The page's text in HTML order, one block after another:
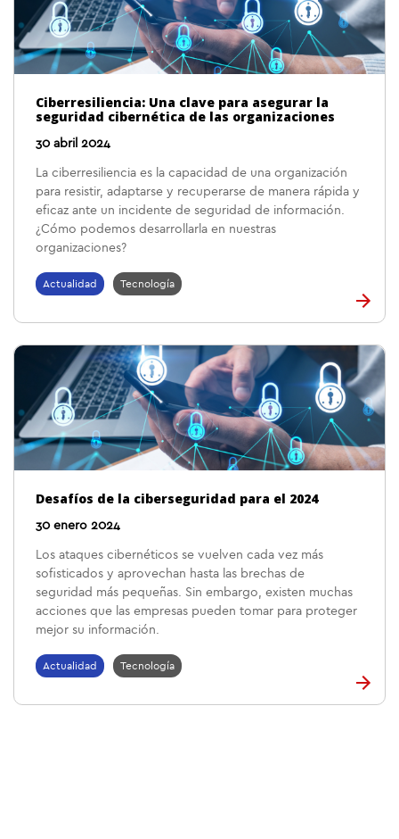
Ciberresiliencia: Una clave para asegurar la
seguridad cibernética de las organizaciones
30 abril 2024
La ciberresiliencia es la capacidad de una organización
para resistir, adaptarse y recuperarse de manera rápida y
eficaz ante un incidente de seguridad de información.
¿Cómo podemos desarrollarla en nuestras
organizaciones?
Actualidad Tecnología
Desafíos de la ciberseguridad para el 2024
30 enero 2024
Los ataques cibernéticos se vuelven cada vez más
sofisticados y aprovechan hasta las brechas de
seguridad más pequeñas. Sin embargo, existen muchas
acciones que las empresas pueden tomar para proteger
mejor su información.
Actualidad Tecnología